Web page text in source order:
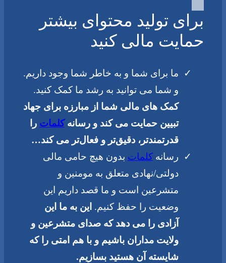
برای تولید محتوای بیشتر
حمایت مالی کنید
ما برای شما و به خاطر شما وجود داریم.
و شما می توانید به رشد ما کمک کنید.
کمک های مالی شما از مبارزه برای جهاد
تبیین حمایت می کند و رسانهکلمات را
قدرتمندتر، دقیق‌تر و فعال‌تر می کند…
رسانه کلمات بدون هیچ حامی مالی
دولتی/نهادی متعلق به مومنین و
متشرعین است و ما قصد داریم این
وضعیت را حفظ کنیم. این به ما این
آزادی را می دهد که صدای متشرعین و
ولایت مداران باشیم و با هم امتی را که
شایسته آن هستید بسازیم.